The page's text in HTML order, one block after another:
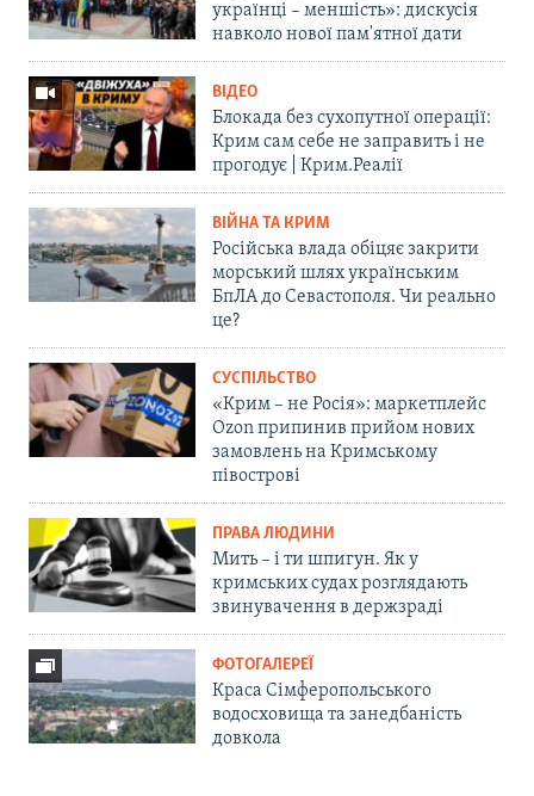
українці – меншість»: дискусія
навколо нової пам'ятної дати
ВІДЕО
Блокада без сухопутної операції:
Крим сам себе не заправить і не
прогодує | Крим.Реалії
ВІЙНА ТА КРИМ
Російська влада обіцяє закрити
морський шлях українським
БпЛА до Севастополя. Чи реально
це?
СУСПІЛЬСТВО
«Крим – не Росія»: маркетплейс
Ozon припинив прийом нових
замовлень на Кримському
півострові
ПРАВА ЛЮДИНИ
Мить – і ти шпигун. Як у
кримських судах розглядають
звинувачення в держзраді
ФОТОГАЛЕРЕЇ
Краса Сімферопольського
водосховища та занедбаність
довкола